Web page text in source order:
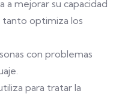
a mejorar su capacidad
optimiza los
con problemas
para tratar la